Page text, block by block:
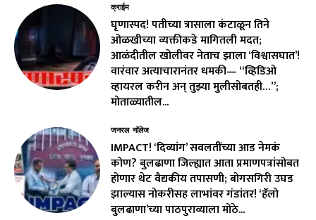
क्राईम
घृणास्पद! पतीच्या त्रासाला कंटाळून तिने
ओळखीच्या व्यक्तीकडे मागितली मदत;
आळंदीतील खोलीवर नेताच झाला ‘विश्वासघात’!
वारंवार अत्याचारानंतर धमकी— “व्हिडिओ
व्हायरल करीन अन् तुझ्या मुलीसोबतही…”;
मोताळ्यातील...
जनरल नॉलेज
IMPACT! ‘दिव्यांग’ सवलतींच्या आड नेमकं
कोण? बुलढाणा जिल्ह्यात आता प्रमाणपत्रांसोबत
होणार थेट वैद्यकीय तपासणी; बोगसगिरी उघड
झाल्यास नोकरीसह लाभांवर गंडांतर! ‘हॅलो
बुलढाणा’च्या पाठपुराव्याला मोठे...